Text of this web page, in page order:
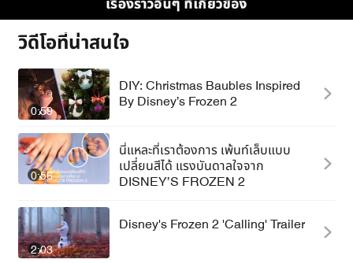
วิดีโอที่น่าสนใจ
0:59
DIY: Christmas Baubles Inspired
By Disney’s Frozen 2
0:56
นี่แหละที่เราต้องการ เพ้นท์เล็บแบบ
เปลี่ยนสีได้ แรงบันดาลใจจาก
DISNEY’S FROZEN 2
2:03
Disney's Frozen 2 'Calling' Trailer